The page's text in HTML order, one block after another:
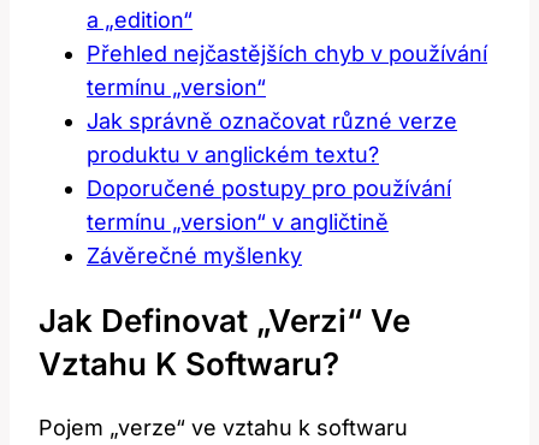
a „edition“
Přehled nejčastějších chyb v používání
termínu „version“
Jak správně označovat různé verze
produktu v anglickém textu?
Doporučené postupy pro používání
termínu „version“ v angličtině
Závěrečné myšlenky
Jak Definovat „verzi“ Ve
Vztahu K Softwaru?
Pojem „verze“ ve vztahu k softwaru